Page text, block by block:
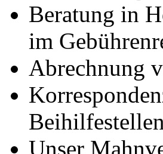
Beratung in
im
Abrechnung
Beihilfestellen
Unser